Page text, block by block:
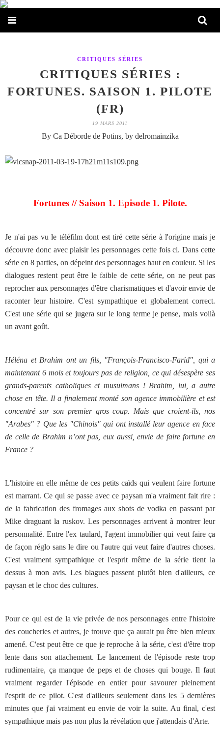
CRITIQUES SÉRIES
CRITIQUES SÉRIES :
FORTUNES. SAISON 1. PILOTE
(FR)
19 MARS 2011
By Ca Déborde de Potins, by delromainzika
Fortunes // Saison 1. Episode 1. Pilote.
Je n'ai pas vu le téléfilm dont est tiré cette série à l'origine mais je
découvre donc avec plaisir les personnages cette fois ci. Dans cette
série en 8 parties, on dépeint des personnages haut en couleur. Si les
dialogues restent peut être le faible de cette série, on ne peut pas
reprocher aux personnages d'être charismatiques et d'avoir envie de
raconter leur histoire. C'est sympathique et globalement correct.
C'est une série qui se jugera sur le long terme je pense, mais voilà
un avant goût.
Héléna et Brahim ont un fils, "François-Francisco-Farid", qui a
maintenant 6 mois et toujours pas de religion, ce qui désespère ses
grands-parents catholiques et musulmans ! Brahim, lui, a autre
chose en tête. Il a finalement monté son agence immobilière et est
concentré sur son premier gros coup. Mais que croient-ils, nos
"Arabes" ? Que les "Chinois" qui ont installé leur agence en face
de celle de Brahim n’ont pas, eux aussi, envie de faire fortune en
France ?
L'histoire en elle même de ces petits caïds qui veulent faire fortune
est marrant. Ce qui se passe avec ce paysan m'a vraiment fait rire :
de la fabrication des fromages aux shots de vodka en passant par
Mike draguant la ruskov. Les personnages arrivent à montrer leur
personnalité. Entre l'ex taulard, l'agent immobilier qui veut faire ça
de façon réglo sans le dire ou l'autre qui veut faire d'autres choses.
C'est vraiment sympathique et l'esprit même de la série tient la
dessus à mon avis. Les blagues passent plutôt bien d'ailleurs, ce
paysan et le choc des cultures.
Pour ce qui est de la vie privée de nos personnages entre l'histoire
des coucheries et autres, je trouve que ça aurait pu être bien mieux
amené. C'est peut être ce que je reproche à la série, c'est d'être trop
lente dans son attachement. Le lancement de l'épisode reste trop
rudimentaire, ça manque de peps et de choses qui bouge. Il faut
vraiment regarder l'épisode en entier pour savourer pleinement
l'esprit de ce pilot. C'est d'ailleurs seulement dans les 5 dernières
minutes que j'ai vraiment eu envie de voir la suite. Au final, c'est
sympathique mais pas non plus la révélation que j'attendais d'Arte.